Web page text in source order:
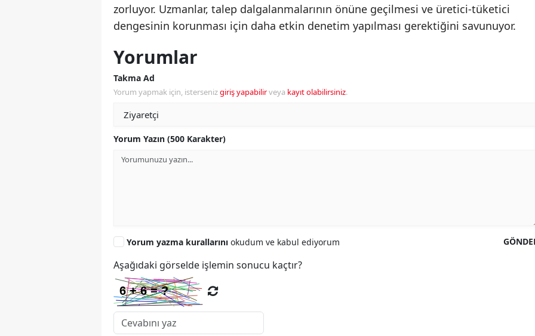
zorluyor. Uzmanlar, talep dalgalanmalarının önüne geçilmesi ve üretici-tüketici
dengesinin korunması için daha etkin denetim yapılması gerektiğini savunuyor.
Yorumlar
Takma Ad
Yorum yapmak için, istersenizgiriş yapabilirveya kayıt olabilirsiniz.
Yorum Yazın (500 Karakter)
Yorum yazma kurallarını okudum ve kabul ediyorum
Aşağıdaki görselde işlemin sonucu kaçtır?